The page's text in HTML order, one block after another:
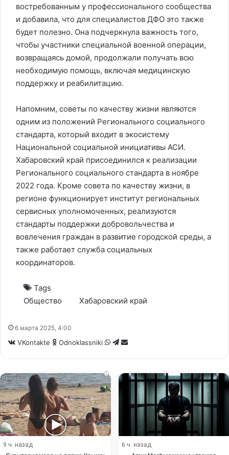
востребованным у профессионального сообщества
и добавила, что для специалистов ДФО это также
будет полезно. Она подчеркнула важность того,
чтобы участники специальной военной операции,
возвращаясь домой, продолжали получать всю
необходимую помощь, включая медицинскую
поддержку и реабилитацию.
Напомним, советы по качеству жизни являются
одним из положений Регионального социального
стандарта, который входит в экосистему
Национальной социальной инициативы АСИ.
Хабаровский край присоединился к реализации
Регионального социального стандарта в ноябре
2022 года. Кроме совета по качеству жизни, в
регионе функционирует институт региональных
сервисных уполномоченных, реализуются
стандарты поддержки добровольчества и
вовлечения граждан в развитие городской среды, а
также работает служба социальных
координаторов.
Tags
Общество
Хабаровский край
6 марта 2025, 4:00
VKontakte Odnoklassniki WhatsApp
Telegram
Share
i
9 ч. назад
6 ч. назад